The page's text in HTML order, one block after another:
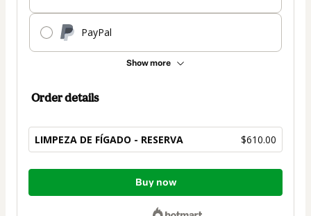
PayPal
Show more
Order details
LIMPEZA DE FÍGADO - RESERVA $610.00
Total
Buy now